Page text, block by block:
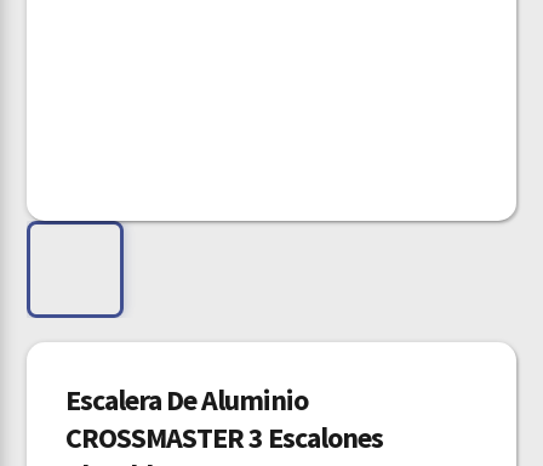
Escalera De Aluminio
CROSSMASTER 3 Escalones